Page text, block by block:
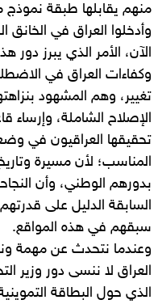
منهم يقابلها طبقة
وأدخلوا العراق في الخانق
الآن، الأمر الذي يبرز
وكفاءات العراق في
تغيير، وهم المشهود
الإصلاح الشاملة، وإرساء
تحقيقها العراقيون في
المناسب؛ لأن مسيرة
بدورهم الوطني، وأن
السابقة الدليل على
سبقهم في هذه المواقع.
وعندما نتحدث عن مهمة
العراق لا ننسى دور وزير
الذي حول البطاقة